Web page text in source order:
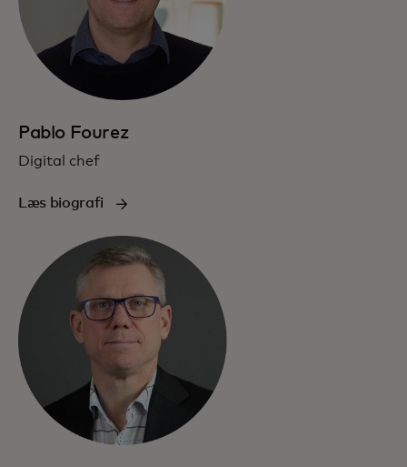
Pablo Fourez
Digital chef
Læs biografi